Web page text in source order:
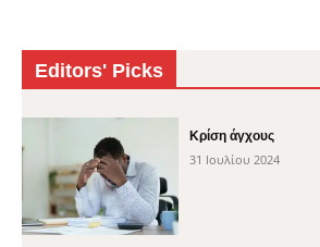
Editors' Picks
Κρίση άγχους
31 Ιουλίου 2024